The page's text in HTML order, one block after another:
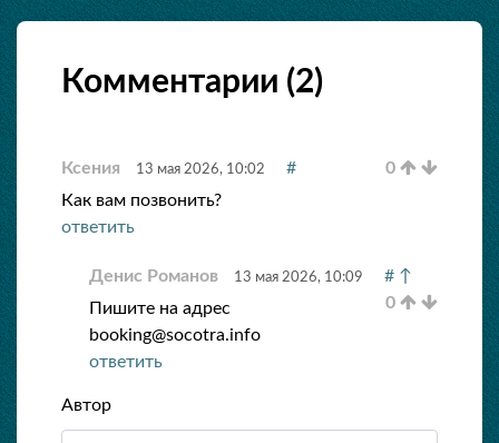
Комментарии (2)
Ксения 13 мая 2026, 10:02 #
0
Как вам позвонить?
ответить
Денис Романов 13 мая 2026, 10:09 # ↑
0
Пишите на адрес
booking@socotra.info
ответить
Автор